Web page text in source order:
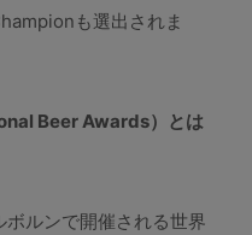
も選出されま
Beer Awards）とは
ルンで開催される世界